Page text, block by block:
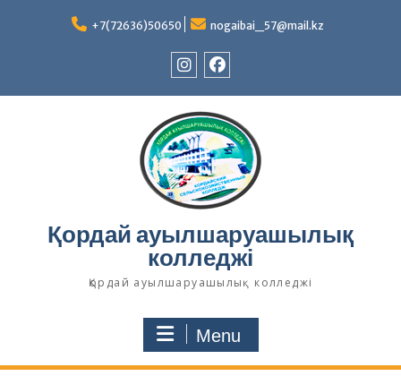
+7(72636)50650 nogaibai_57@mail.kz
Қордай ауылшаруашылық
колледжі
Қордай ауылшаруашылық колледжі
Menu